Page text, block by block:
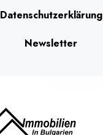
Datenschutzerklärung
Newsletter